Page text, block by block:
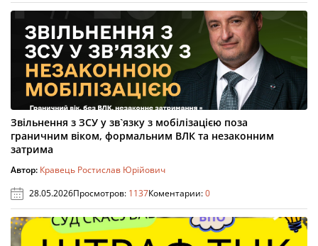
Звільнення з ЗСУ у зв`язку з мобілізацією поза
граничним віком, формальним ВЛК та незаконним
затрима
Автор: Кравець Ростислав Юрійович
28.05.2026Просмотров: 1137Коментарии:0